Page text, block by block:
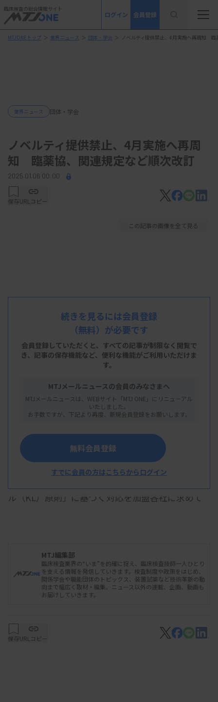
臨床検査の総合情報サイト
ログイン 会員登録
MTJONEトップ ＞ 業界ニュース ＞ 団体・学会 ＞ ノベルティ提供禁止、4月実施へ再周知 臨
業界ニュース 団体・学会
ノベルティ提供禁止、4月実施へ再周
知 臨薬協、関連規定など順次改訂
2025.01.06 00:00
保存URLコピー
この記事の画像を全て見る
日本臨床検査薬協会（臨薬協）は今年4月から、
ペンやカレンダーなどのノベルティ、歳暮、供花な
ル（KL）原則」に基づく対応を加盟各社に求めて
なる見込みだ。
KL原則では、医師や臨床検査技師を含めた医療
品、文化的儀礼、娯楽もしくはレクリエーションを
含む贈り物の提供を行ってはならない」 と規定。
続きを見るには会員登録
（無料）が必要です
会員登録していただくと、すべての記事が制限なく閲覧で
き、 記事の保存機能など、便利な機能がご利用いただけま
す。
MTJメールニュースの会員のみなさまへ
MTJメールニュースは、WEBサイト「MTJ ONE」にリニューアル
いたしました。
お手数ですが、下記より再度、新規会員登録をお願いします。
無料会員登録
すでに会員の方はこちらからログイン
MTJ編集部
臨床検査業界の“いま”を的確に捉え、臨床検査技師一人ひとり
を支える情報を発信していきます。検査制度や政策をはじめ、
関係学会や職能団体のトピックス、装置試薬など技術革新の動
向まで幅広く取材・編集。ニュース以外の連載、企画、動画も
お届けしていきます。
保存URLコピー